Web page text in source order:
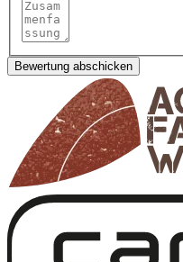
Bewertung abschicken